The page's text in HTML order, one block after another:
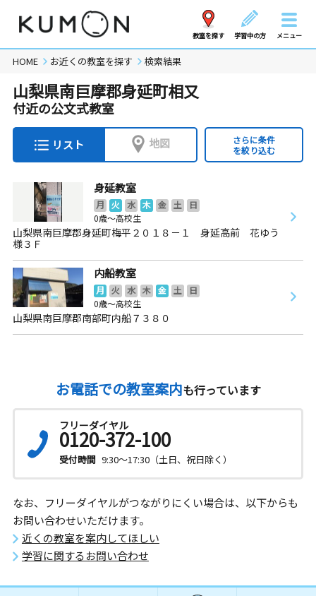
教室を探す 学習中の方 メニュー
HOME お近くの教室を探す 検索結果
山梨県南巨摩郡身延町相又
付近の公文式教室
リスト 地図
さらに条件
を絞り込む
身延教室
月 火 水 木 金 土
日
0歳～高校生
山梨県南巨摩郡身延町梅平２０１８－１ 身延高前 花ゆう
様３Ｆ
内船教室
月 火 水 木 金 土
日
0歳～高校生
山梨県南巨摩郡南部町内船７３８０
お電話での教室案内も行っています
フリーダイヤル
0120-372-100
受付時間 9:30～17:30（土日、祝日除く）
なお、フリーダイヤルがつながりにくい場合は、以下からも
お問い合わせいただけます。
近くの教室を案内してほしい
学習に関するお問い合わせ